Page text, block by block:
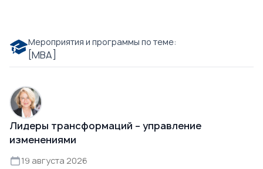
Мероприятия и программы по теме:
[МВА]
Лидеры трансформаций – управление
изменениями
19 августа 2026